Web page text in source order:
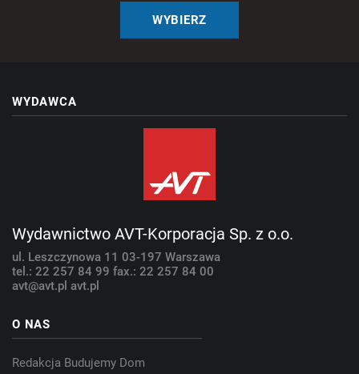
WYBIERZ
WYDAWCA
Wydawnictwo AVT-Korporacja Sp. z o.o.
ul. Leszczynowa 11 03-197 Warszawa
tel.: 22 257 84 99 fax.: 22 257 84 00
avt@avt.pl avt.pl
O NAS
Redakcja Budujemy Dom